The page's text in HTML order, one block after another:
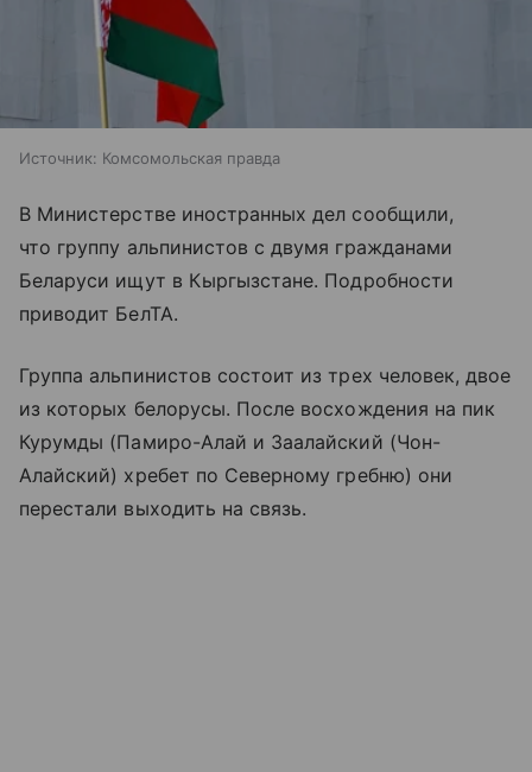
Источник: Комсомольская правда
В Министерстве иностранных дел сообщили,
что группу альпинистов с двумя гражданами
Беларуси ищут в Кыргызстане. Подробности
приводит БелТА.
Группа альпинистов состоит из трех человек, двое
из которых белорусы. После восхождения на пик
Курумды (Памиро-Алай и Заалайский (Чон-
Алайский) хребет по Северному гребню) они
перестали выходить на связь.